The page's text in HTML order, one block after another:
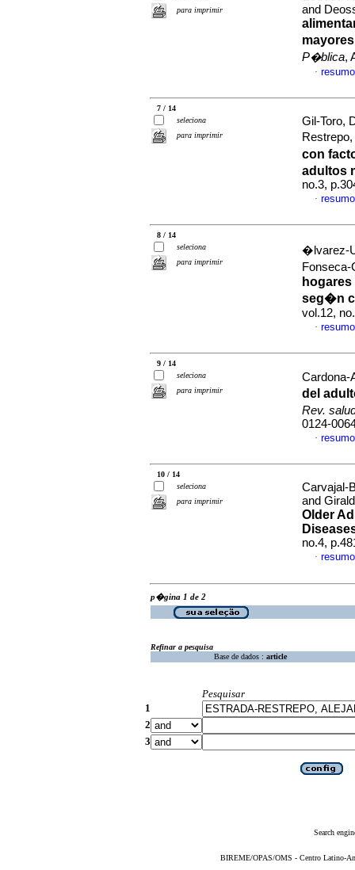
para imprimir
and
P�blica,
·
7 / 14
seleciona
para imprimir
Gil-Toro,
con
adultos
no.3,
·
8 / 14
seleciona
para imprimir
�lvarez-
seg�n
vol.12,
·
9 / 14
seleciona
para imprimir
Cardona-
del
Rev.
0124-
·
10 / 14
seleciona
para imprimir
Carvajal-
and
Older
no.4,
·
p�gina 1 de 2
Refinar a pesquisa
Base de dados : article
Pesquisar
1
2
3
Search
BIREME/OPAS/OMS - Centro Latino-